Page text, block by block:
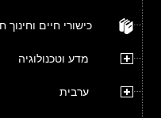
כישורי חיים וחינוך
מדע וטכנולוגיה
ערבית